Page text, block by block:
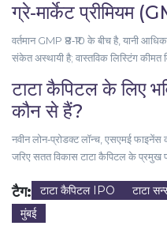
ग्रे‑मार्केट प्रीमियम
वर्तमान GMP ₹8‑₹10 के बीच है, यानी
संकेत अस्थायी है; वास्तविक लिस्टिंग कीमत
टाटा कैपिटल के लिए
कौन से हैं?
नवीन लोन‑प्रोडक्ट लॉन्च, एसएमई
जरिए सतत विकास टाटा कैपिटल के प्रमुख
टैग: टाटा कैपिटल IPO टाटा
मुंबई